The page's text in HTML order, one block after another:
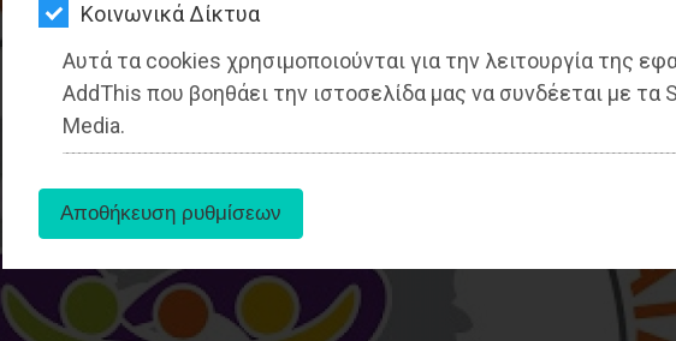
Kοινωνικά Δίκτυα
Αυτά τα cookies χρησιμοποιούνται για την λειτουργία της
AddThis που βοηθάει την ιστοσελίδα μας να συνδέεται με τα
Media.